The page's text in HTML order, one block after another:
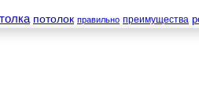
потолок правильно преимущества